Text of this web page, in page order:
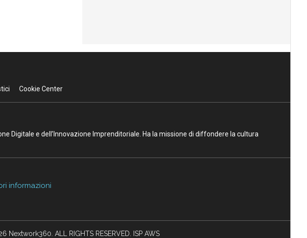
Cookie Center
Digitale e dell’Innovazione Imprenditoriale. Ha la missione di diffondere la cultura
informazioni
ALL RIGHTS RESERVED. ISP AWS